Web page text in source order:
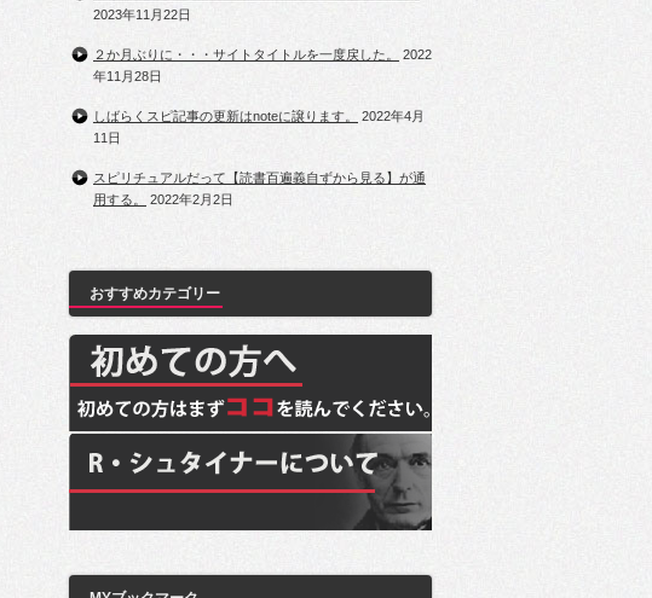
2023年11月22日
２か月ぶりに・・・サイトタイトルを一度戻した。
2022
年11月28日
しばらくスピ記事の更新はnoteに譲ります。
2022年4月
11日
スピリチュアルだって【読書百遍義自ずから見る】が通
用する。
2022年2月2日
おすすめカテゴリー